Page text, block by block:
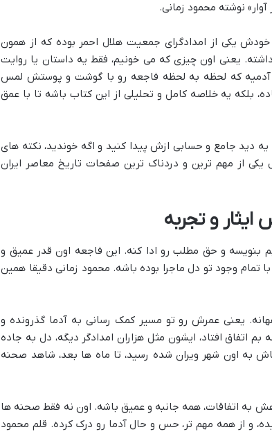
نوشته محمود زمانی.
یکی از امدادگرای جمعیت هلال احمر بوده که از همون
یعنی اون چیزی که می خونیم، فقط یه داستان یا روایت
که لحظه به لحظه فاجعه رو با گوشت و پوستش لمس
بلکه یه خلاصه کامل و تحلیلی از این کتاب باشه تا با عمق
دید جامع و حسابی ازش پیدا کنید و اگه خوندید، نکته های
از مهم ترین و دردناک ترین صفحات تاریخ معاصر ایران
ایثار و تجربه
بم بنویسه و حق مطلب رو ادا کنه. این فاجعه اون قدر عمیق و
وجود تو دل ماجرا بوده باشه. محمود زمانی دقیقا همین
یعنی عمرش رو تو مسیر کمک رسانی به آدما گذرونده و
اتفاق افتاد، ایشون مثل هزاران امدادگر دیگه، دل به جاده
به اون شهر ویران شده رسید، تا ماه ها بعد، شاهد صحنه
به اتفاقات، همه جانبه و عمیق باشه. اون نه فقط صحنه ها
و از همه مهم تر، حس و حال آدما رو درک کرده. قلم محمود